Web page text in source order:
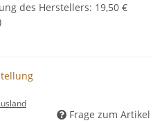
des Herstellers: 19,50 €
Frage zum Artikel